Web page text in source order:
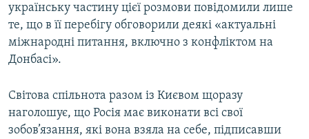
українську частину цієї розмови повідомили лише
те, що в її перебігу обговорили деякі «актуальні
міжнародні питання, включно з конфліктом на
Донбасі».
Світова спільнота разом із Києвом щоразу
наголошує, що Росія має виконати всі свої
зобов’язання, які вона взяла на себе, підписавши